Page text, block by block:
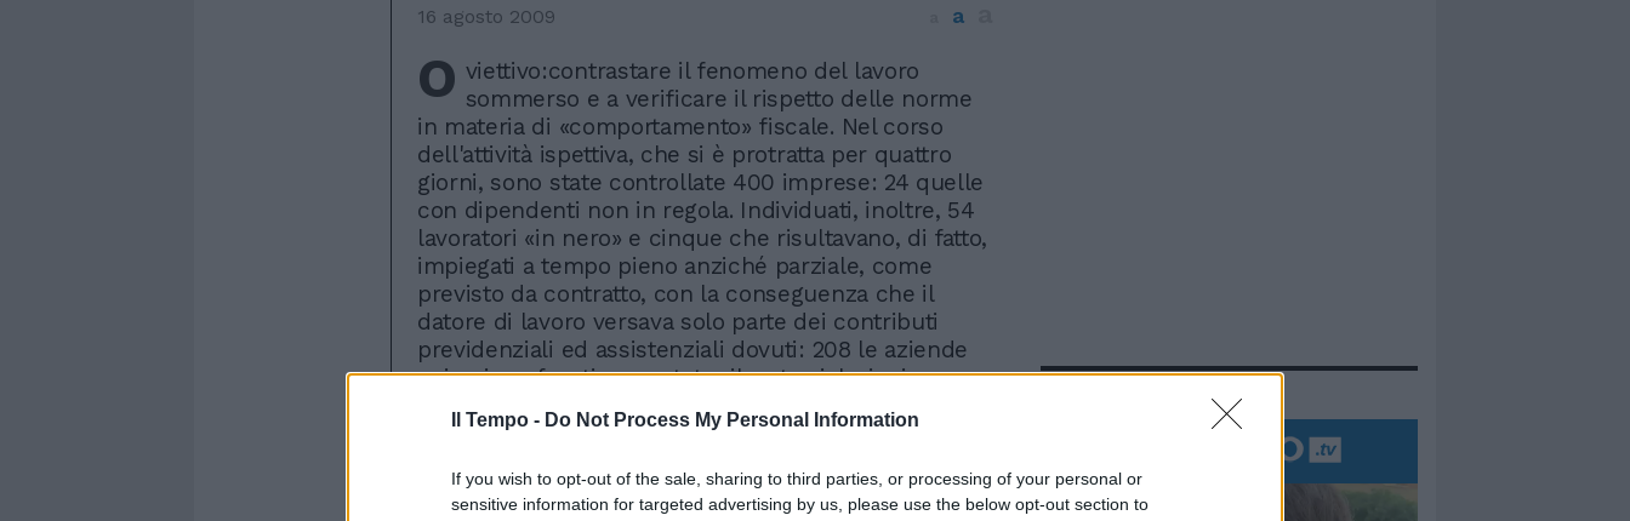
Il Tempo - Do Not Process My Personal Information
If you wish to opt-out of the sale, sharing to third parties, or processing of your personal or
sensitive information for targeted advertising by us, please use the below opt-out section to
16 agosto 2009 a
O viettivo:contrastare il fenomeno del lavoro
sommerso e a verificare il rispetto delle norme
in materia di «comportamento» fiscale. Nel corso
dell'attività ispettiva, che si è protratta per quattro
giorni, sono state controllate 400 imprese: 24 quelle
con dipendenti non in regola. Individuati, inoltre, 54
lavoratori «in nero» e cinque che risultavano, di fatto,
impiegati a tempo pieno anziché parziale, come
previsto da contratto, con la conseguenza che il
datore di lavoro versava solo parte dei contributi
previdenziali ed assistenziali dovuti: 208 le aziende
nei cui confronti sono state rilevate violazioni
riguardanti gli scontrini e le ricevute fiscali. Dall'inizio
dell'anno, sono 1340 i lavoratori irregolari scovati dai
le varie operazioni di controllo. La prevenzione e la